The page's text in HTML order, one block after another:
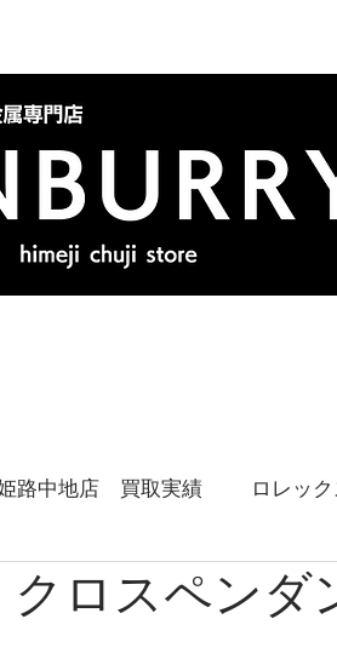
路中地店 買取実績 ロレック
カルティエ ブルガリ
クロスペンダ